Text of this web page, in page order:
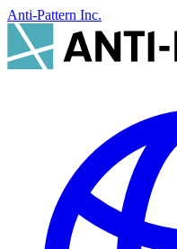
Anti-Pattern Inc.